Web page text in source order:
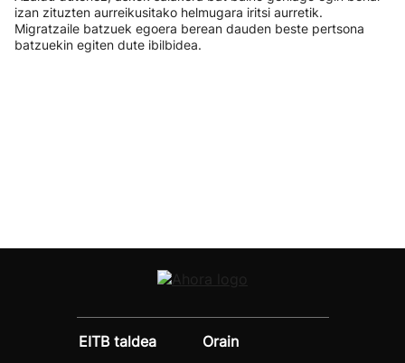
izan zituzten aurreikusitako helmugara iritsi aurretik.
Migratzaile batzuek egoera berean dauden beste pertsona
batzuekin egiten dute ibilbidea.
EITB taldea
Orain